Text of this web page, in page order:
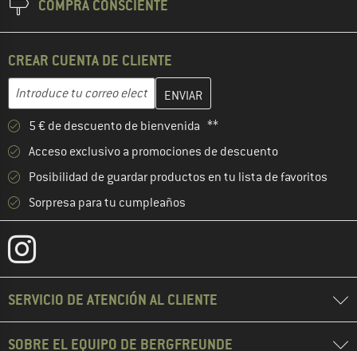
COMPRA CONSCIENTE
CREAR CUENTA DE CLIENTE
Dirección de correo electrónico
Introduce aquí tu dirección de correo electrónico y crea tu
5 € de descuento de bienvenida **
Acceso exclusivo a promociones de descuento
Posibilidad de guardar productos en tu lista de favoritos
Sorpresa para tu cumpleaños
SERVICIO DE ATENCIÓN AL CLIENTE
SOBRE EL EQUIPO DE BERGFREUNDE